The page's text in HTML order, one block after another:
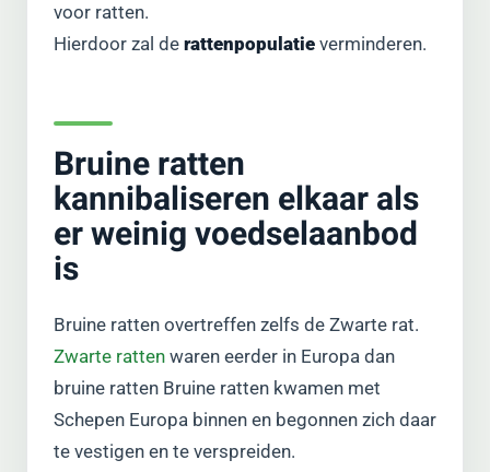
voor ratten.
Hierdoor zal de rattenpopulatie verminderen.
Bruine ratten
kannibaliseren elkaar als
er weinig voedselaanbod
is
Bruine ratten overtreffen zelfs de Zwarte rat.
Zwarte ratten waren eerder in Europa dan
bruine ratten Bruine ratten kwamen met
Schepen Europa binnen en begonnen zich daar
te vestigen en te verspreiden.